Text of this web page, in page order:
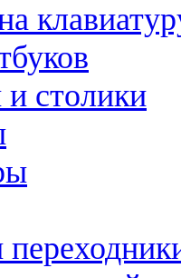
столики